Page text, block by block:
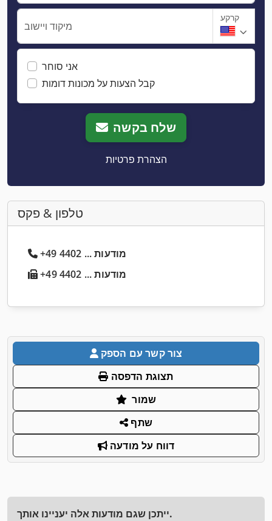
מיקוד ויישוב
קרקע
אני סוחר
קבל הצעות על מכונות דומות
שלח בקשה
הצהרת פרטיות
טלפון & פקס
+49 4402 ... מודעות
+49 4402 ... מודעות
צור קשר עם הספק
תצוגת הדפסה
שמור
שתף
דווח על מודעה
ייתכן שגם מודעות אלה יעניינו אותך.